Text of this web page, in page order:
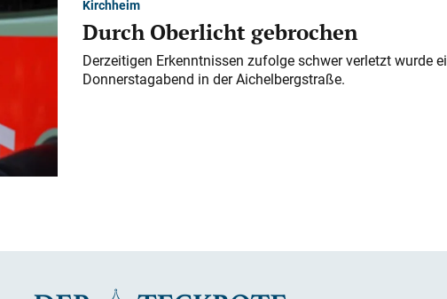
Kirchheim
Durch Oberlicht gebrochen
Derzeitigen Erkenntnissen zufolge schwer verletzt wurde
Donnerstagabend in der Aichelbergstraße.